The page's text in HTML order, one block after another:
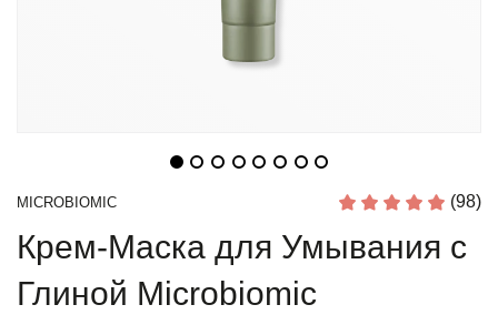
MICROBIOMIC (98)
Крем-Маска для Умывания с
Глиной Microbiomic